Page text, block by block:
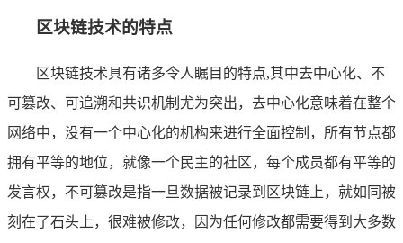
区块链技术的特点
区块链技术具有诸多令人瞩目的特点,其中去中心化、不
可篡改、可追溯和共识机制尤为突出，去中心化意味着在整个
网络中，没有一个中心化的机构来进行全面控制，所有节点都
拥有平等的地位，就像一个民主的社区，每个成员都有平等的
发言权，不可篡改是指一旦数据被记录到区块链上，就如同被
刻在了石头上，很难被修改，因为任何修改都需要得到大多数